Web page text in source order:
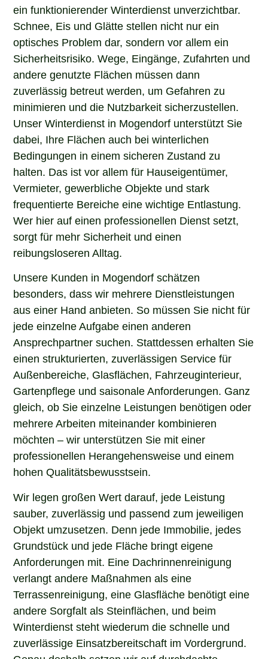
ein funktionierender Winterdienst unverzichtbar.
Schnee, Eis und Glätte stellen nicht nur ein
optisches Problem dar, sondern vor allem ein
Sicherheitsrisiko. Wege, Eingänge, Zufahrten und
andere genutzte Flächen müssen dann
zuverlässig betreut werden, um Gefahren zu
minimieren und die Nutzbarkeit sicherzustellen.
Unser Winterdienst in Mogendorf unterstützt Sie
dabei, Ihre Flächen auch bei winterlichen
Bedingungen in einem sicheren Zustand zu
halten. Das ist vor allem für Hauseigentümer,
Vermieter, gewerbliche Objekte und stark
frequentierte Bereiche eine wichtige Entlastung.
Wer hier auf einen professionellen Dienst setzt,
sorgt für mehr Sicherheit und einen
reibungsloseren Alltag.
Unsere Kunden in Mogendorf schätzen
besonders, dass wir mehrere Dienstleistungen
aus einer Hand anbieten. So müssen Sie nicht für
jede einzelne Aufgabe einen anderen
Ansprechpartner suchen. Stattdessen erhalten Sie
einen strukturierten, zuverlässigen Service für
Außenbereiche, Glasflächen, Fahrzeuginterieur,
Gartenpflege und saisonale Anforderungen. Ganz
gleich, ob Sie einzelne Leistungen benötigen oder
mehrere Arbeiten miteinander kombinieren
möchten – wir unterstützen Sie mit einer
professionellen Herangehensweise und einem
hohen Qualitätsbewusstsein.
Wir legen großen Wert darauf, jede Leistung
sauber, zuverlässig und passend zum jeweiligen
Objekt umzusetzen. Denn jede Immobilie, jedes
Grundstück und jede Fläche bringt eigene
Anforderungen mit. Eine Dachrinnenreinigung
verlangt andere Maßnahmen als eine
Terrassenreinigung, eine Glasfläche benötigt eine
andere Sorgfalt als Steinflächen, und beim
Winterdienst steht wiederum die schnelle und
zuverlässige Einsatzbereitschaft im Vordergrund.
Genau deshalb setzen wir auf durchdachte